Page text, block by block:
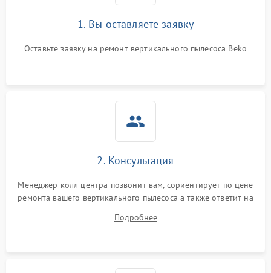
1. Вы оставляете заявку
Оставьте заявку на ремонт вертикального пылесоса Beko
2. Консультация
Менеджер колл центра позвонит вам, сориентирует по цене
ремонта вашего вертикального пылесоса а также ответит на
Подробнее